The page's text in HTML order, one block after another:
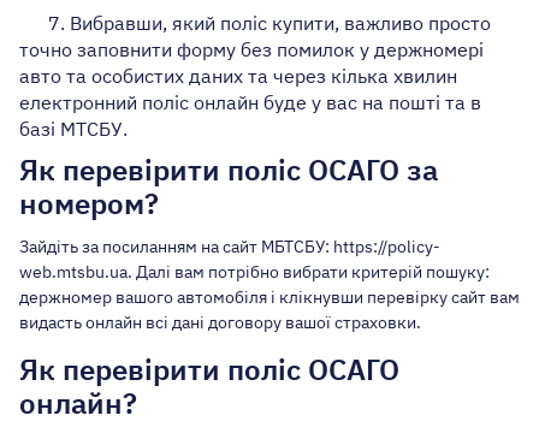
7. Вибравши, який поліс купити, важливо просто
точно заповнити форму без помилок у держномері
авто та особистих даних та через кілька хвилин
електронний поліс онлайн буде у вас на пошті та в
базі МТСБУ.
Як перевірити поліс ОСАГО за
номером?
Зайдіть за посиланням на сайт МБТСБУ: https://policy-
web.mtsbu.ua. Далі вам потрібно вибрати критерій пошуку:
держномер вашого автомобіля і клікнувши перевірку сайт вам
видасть онлайн всі дані договору вашої страховки.
Як перевірити поліс ОСАГО
онлайн?